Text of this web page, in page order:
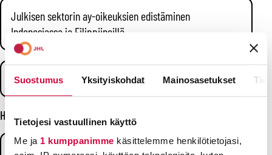
Suostumus Yksityiskohdat Mainosasetukset
Tietojesi vastuullinen käyttö
Me ja 1 kumppanimme käsittelemme henkilötietojasi,
Julkisen sektorin ay-oikeuksien edistäminen
Indonesiassa ja Filippiineillä
Hankkeessa pyritään parantamaan työntekijöiden oikeuksia
aloilla.
Filippiineillä ay-oikeustilanne yksi maailman heikoimmista.
Vuoden 2016 jälkeen 68 ay-aktiivia on surmattu. Myös
edellisellä hallituskaudella hyväksyttyä terrorismin vastaista
Oikeita työsuhteita Nepalin terveysalalle
perusterveydenhuollon selkärangan, erityisesti
maaseutuyhteisöissä. He toimivat linkkinä asukkaiden ja
virallisen terveydenhuoltojärjestelmän välillä. Heidän
Hankkeet Afrikassa
Ammattiyhdistysoikeuksen edistäminen Afrikassa